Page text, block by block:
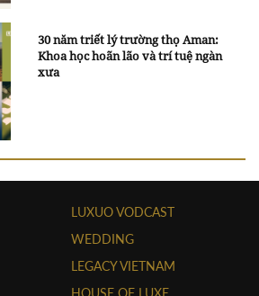
30 năm triết lý trường thọ Aman:
Khoa học hoãn lão và trí tuệ ngàn
xưa
LUXUO VODCAST
WEDDING
LEGACY VIETNAM
HOUSE OF LUXE